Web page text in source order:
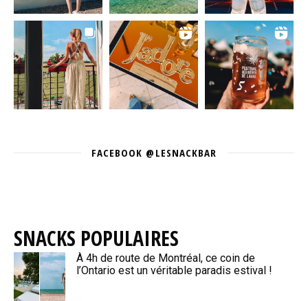
FACEBOOK @LESNACKBAR
SNACKS POPULAIRES
À 4h de route de Montréal, ce coin de
l’Ontario est un véritable paradis estival !